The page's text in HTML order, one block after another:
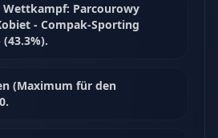
Wettkampf: Parcourowy
- Compak-Sporting
(Maximum für den